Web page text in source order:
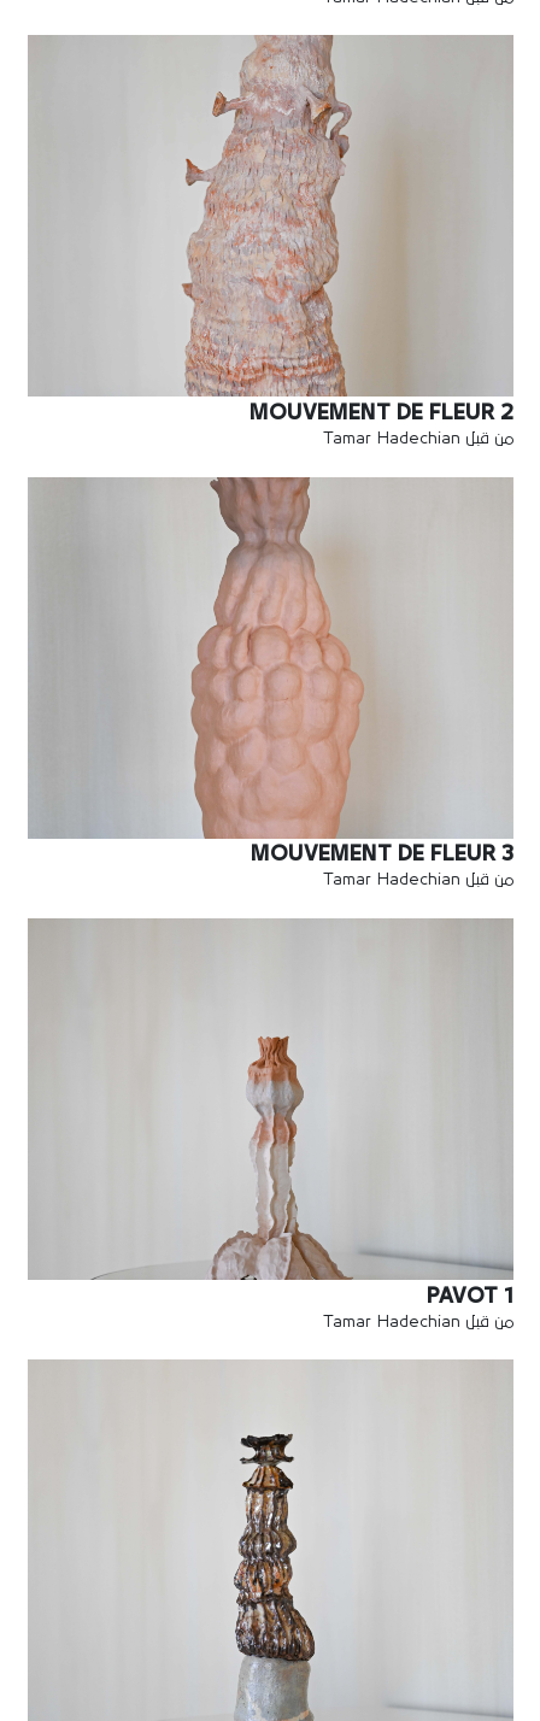
MOUVEMENT DE FLEUR 2
من قبل Tamar Hadechian
MOUVEMENT DE FLEUR 3
من قبل Tamar Hadechian
PAVOT 1
من قبل Tamar Hadechian